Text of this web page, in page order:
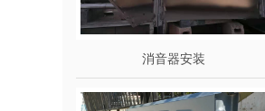
消音器安装